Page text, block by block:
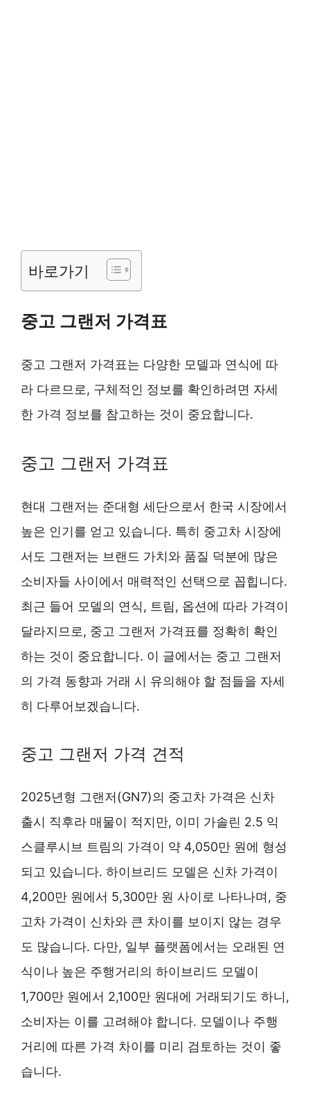
바로가기
중고 그랜저 가격표
중고 그랜저 가격표는 다양한 모델과 연식에 따
라 다르므로, 구체적인 정보를 확인하려면 자세
한 가격 정보를 참고하는 것이 중요합니다.
중고 그랜저 가격표
현대 그랜저는 준대형 세단으로서 한국 시장에서
높은 인기를 얻고 있습니다. 특히 중고차 시장에
서도 그랜저는 브랜드 가치와 품질 덕분에 많은
소비자들 사이에서 매력적인 선택으로 꼽힙니다.
최근 들어 모델의 연식, 트림, 옵션에 따라 가격이
달라지므로, 중고 그랜저 가격표를 정확히 확인
하는 것이 중요합니다. 이 글에서는 중고 그랜저
의 가격 동향과 거래 시 유의해야 할 점들을 자세
히 다루어보겠습니다.
중고 그랜저 가격 견적
2025년형 그랜저(GN7)의 중고차 가격은 신차
출시 직후라 매물이 적지만, 이미 가솔린 2.5 익
스클루시브 트림의 가격이 약 4,050만 원에 형성
되고 있습니다. 하이브리드 모델은 신차 가격이
4,200만 원에서 5,300만 원 사이로 나타나며, 중
고차 가격이 신차와 큰 차이를 보이지 않는 경우
도 많습니다. 다만, 일부 플랫폼에서는 오래된 연
식이나 높은 주행거리의 하이브리드 모델이
1,700만 원에서 2,100만 원대에 거래되기도 하니,
소비자는 이를 고려해야 합니다. 모델이나 주행
거리에 따른 가격 차이를 미리 검토하는 것이 좋
습니다.